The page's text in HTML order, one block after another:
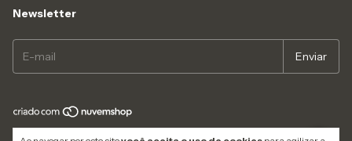
Newsletter
Copyright VVMARRIE JALECOS - 39392906000134 - 2026. Todos os